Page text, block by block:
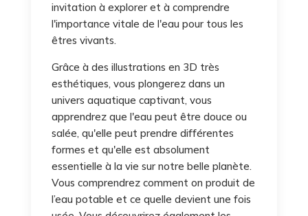
invitation à explorer et à comprendre
l'importance vitale de l'eau pour tous les
êtres vivants.
Grâce à des illustrations en 3D très
esthétiques, vous plongerez dans un
univers aquatique captivant, vous
apprendrez que l'eau peut être douce ou
salée, qu'elle peut prendre différentes
formes et qu'elle est absolument
essentielle à la vie sur notre belle planète.
Vous comprendrez comment on produit de
l’eau potable et ce quelle devient une fois